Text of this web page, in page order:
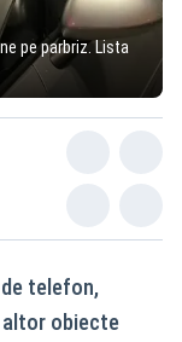
pe parbriz. Lista
telefon,
obiecte